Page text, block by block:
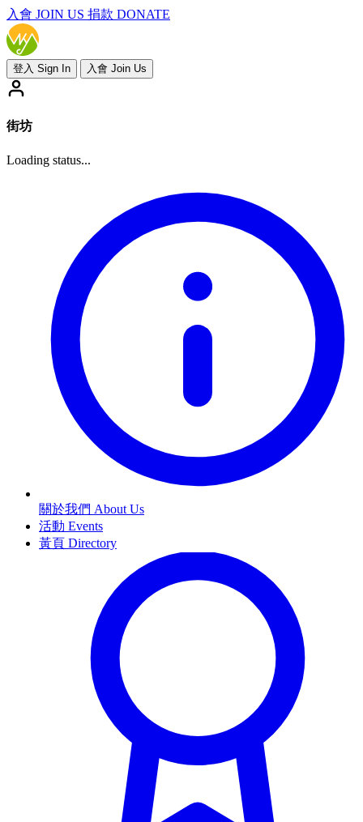
入會 JOIN US 捐款 DONATE
登入 Sign In 入會 Join Us
街坊
Loading status...
關於我們 About Us
活動 Events
黃頁 Directory